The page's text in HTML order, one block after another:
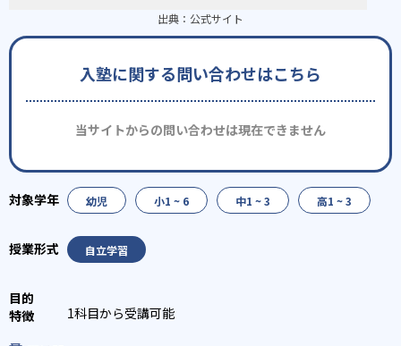
出典： 公式サイト
入塾に関する問い合わせはこちら
当サイトからの問い合わせは現在できません
幼児 小1 ~ 6 中1 ~ 3 高1 ~ 3
自立学習
1科目から受講可能